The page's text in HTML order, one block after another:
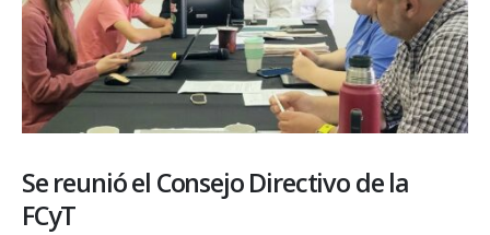
Se reunió el Consejo Directivo de la
FCyT